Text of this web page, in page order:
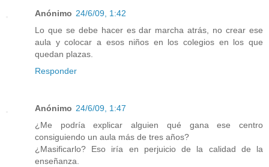
Anónimo 24/6/09, 1:42
Lo que se debe hacer es dar marcha atrás, no crear ese
aula y colocar a esos niños en los colegios en los que
quedan plazas.
Responder
Anónimo 24/6/09, 1:47
¿Me podría explicar alguien qué gana ese centro
consiguiendo un aula más de tres años?
¿Masificarlo? Eso iría en perjuicio de la calidad de la
enseñanza.